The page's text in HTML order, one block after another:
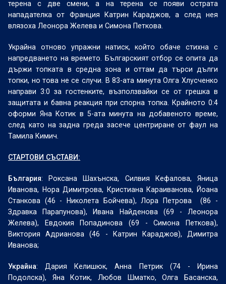
терена с две смени, а на терена се появи острата
нападателка от Франция Катрин Караджов, а след нея
влязоха Леонора Желева и Симона Петкова.
Украйна отново упражни натиск, който обаче стихна с
напредването на времето. Българският отбор се опита да
държи топката в средна зона и оттам да търси дълги
топки, но това не се случи. В 83-ата минута Олга Хлусченко
направи 3:0 за гостенките, възползвайки се от грешка в
защитата и бавна реакция при спорна топка. Крайното 0:4
оформи Яна Котик в 5-ата минута на добавеното време,
след като на задна греда засече центриране от фаул на
Тамила Кимич.
СТАРТОВИ СЪСТАВИ:
България: Роксана Шахънска, Силвия Кефалова, Яница
Иванова, Нора Димитрова, Кристиана Караиванова, Йоана
Станкова (46 - Николета Бойчева), Лора Петрова (86 -
Здравка Парапунова), Ивана Найденова (69 - Леонора
Желева), Евдокия Попадинова (69 - Симона Петкова),
Виктория Адрианова (46 - Катрин Караджов), Димитра
Иванова;
Украйна: Дария Келишюк, Анна Петрик (74 - Ирина
Подолска), Яна Котик, Любов Шматко, Олга Басанска,